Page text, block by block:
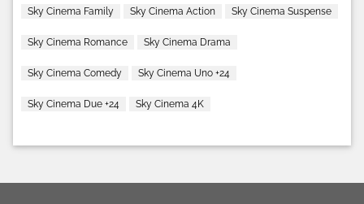
Sky Cinema Family Sky Cinema Action Sky Cinema Suspense
Sky Cinema Romance Sky Cinema Drama
Sky Cinema Comedy Sky Cinema Uno +24
Sky Cinema Due +24 Sky Cinema 4K